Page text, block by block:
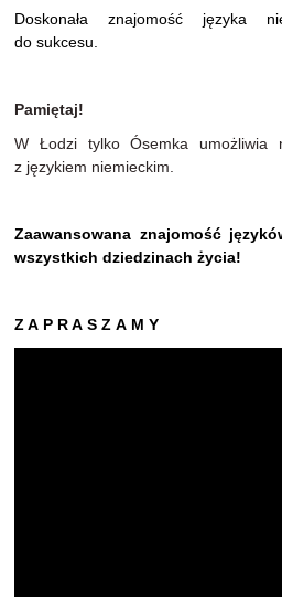
Doskonała znajomość języka
do sukcesu.
Pamiętaj!
W Łodzi tylko Ósemka umożliwia
z językiem niemieckim.
Zaawansowana znajomość
wszystkich dziedzinach życia!
Z A P R A S Z A M Y